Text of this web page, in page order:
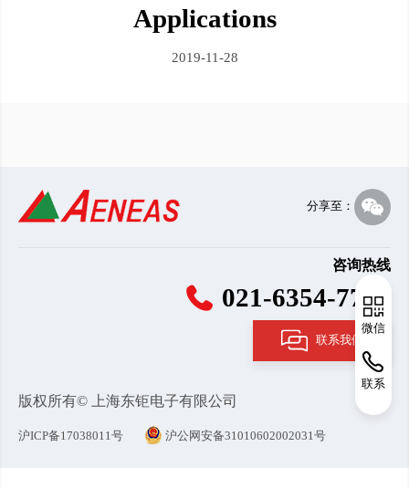
Applications
2019-11-28
分享至：
咨询热线
021-6354-7786
联系我们
版权所有© 上海东钜电子有限公司
沪ICP备17038011号 沪公网安备31010602002031号
微信
联系